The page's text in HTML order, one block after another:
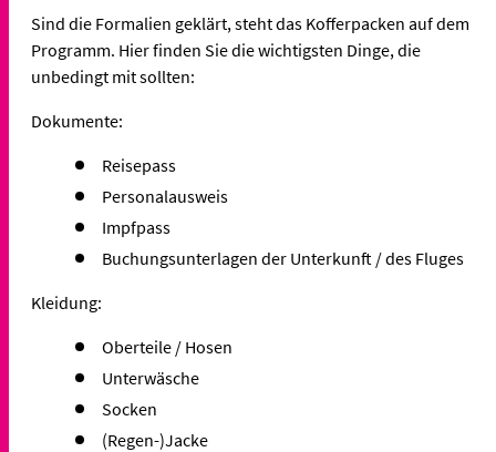
Sind die Formalien geklärt, steht das Kofferpacken auf dem
Programm. Hier finden Sie die wichtigsten Dinge, die
unbedingt mit sollten:
Dokumente:
Reisepass
Personalausweis
Impfpass
Buchungsunterlagen der Unterkunft / des Fluges
Kleidung:
Oberteile / Hosen
Unterwäsche
Socken
(Regen-)Jacke